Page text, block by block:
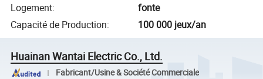
Logement:
fonte
Capacité de Production: 100 000 jeux/an
Huainan Wantai Electric Co., Ltd.
Fabricant/Usine & Société Commerciale